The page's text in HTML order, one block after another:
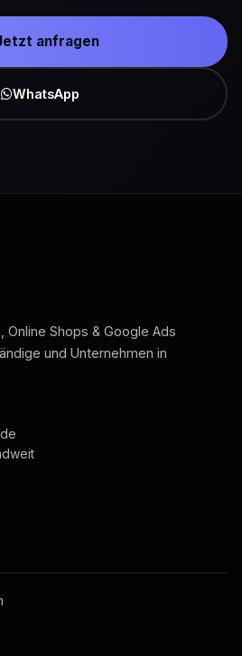
anfragen
WhatsApp
Online Shops & Google Ads
und Unternehmen in